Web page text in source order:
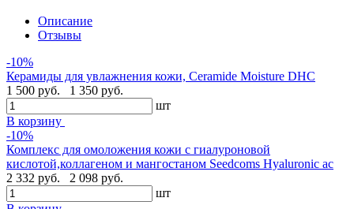
Описание
Отзывы
-10%
Керамиды для увлажнения кожи, Ceramide Moisture DHC
1 500 руб.
1 350 руб.
шт
В корзину
-10%
Комплекс для омоложения кожи с гиалуроновой
кислотой,коллагеном и мангостаном Seedcoms Hyaluronic ac
2 332 руб.
2 098 руб.
шт